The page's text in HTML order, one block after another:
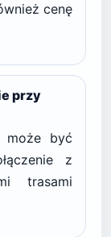
cenę
przy
może być
z
trasami